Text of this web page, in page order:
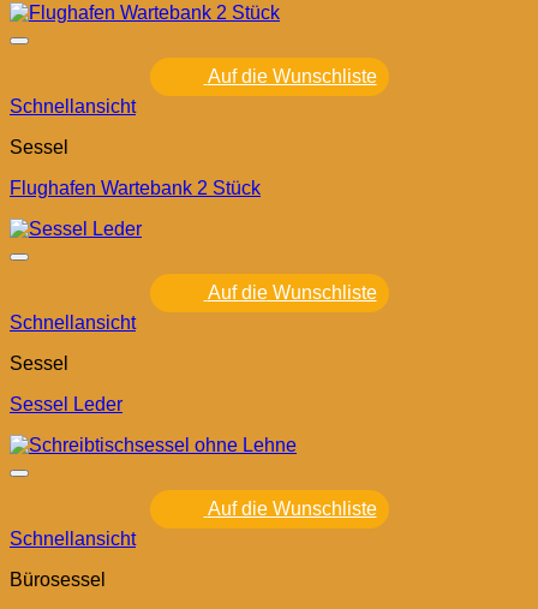
Auf die Wunschliste
Schnellansicht
Sessel
Flughafen Wartebank 2 Stück
Auf die Wunschliste
Schnellansicht
Sessel
Sessel Leder
Auf die Wunschliste
Schnellansicht
Bürosessel